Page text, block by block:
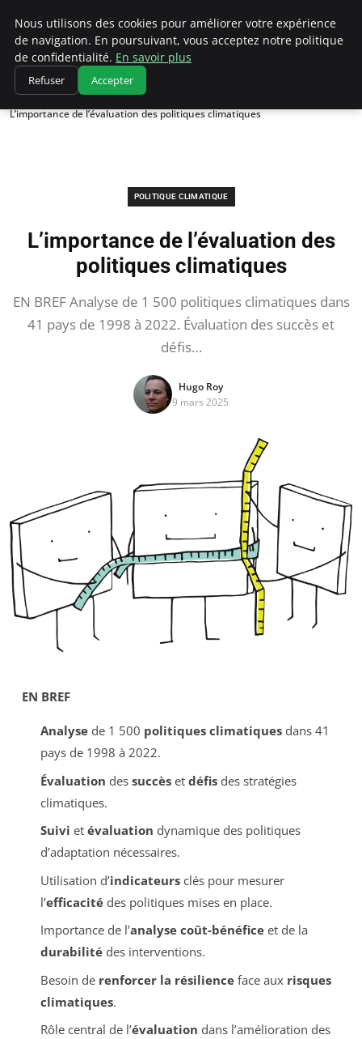
Climatedebtagents
Accueil
Politique climatique
L’importance de l’évaluation des politiques climatiques
POLITIQUE CLIMATIQUE
L’importance de l’évaluation des
politiques climatiques
EN BREF Analyse de 1 500 politiques climatiques dans
41 pays de 1998 à 2022. Évaluation des succès et
défis…
Hugo Roy
9 mars 2025
EN BREF
Analysede 1 500 politiques climatiquesdans 41
pays de 1998 à 2022.
Évaluation des succèset défisdes stratégies
climatiques.
Suivi et évaluation dynamique des politiques
d’adaptation nécessaires.
Utilisation d’indicateursclés pour mesurer
l’efficacitédes politiques mises en place.
Importance de l’analyse coût-bénéficeet de la
durabilitédes interventions.
Besoin de renforcer la résilienceface aux risques
climatiques.
Rôle central de l’évaluation dans l’amélioration des
Nous utilisons des cookies pour améliorer votre expérience
de navigation. En poursuivant, vous acceptez notre politique
de confidentialité. En savoir plus
Refuser Accepter